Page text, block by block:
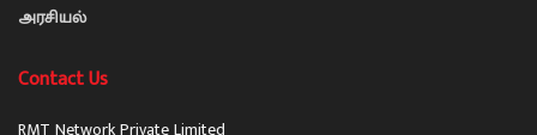
அரசியல்
Contact Us
RMT Network Private Limited